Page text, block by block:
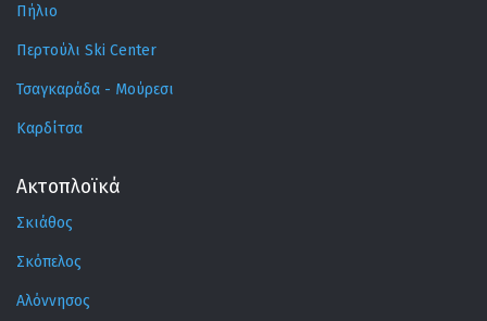
Πήλιο
Περτούλι Ski Center
Τσαγκαράδα - Μούρεσι
Καρδίτσα
Ακτοπλοϊκά
Σκιάθος
Σκόπελος
Αλόννησος